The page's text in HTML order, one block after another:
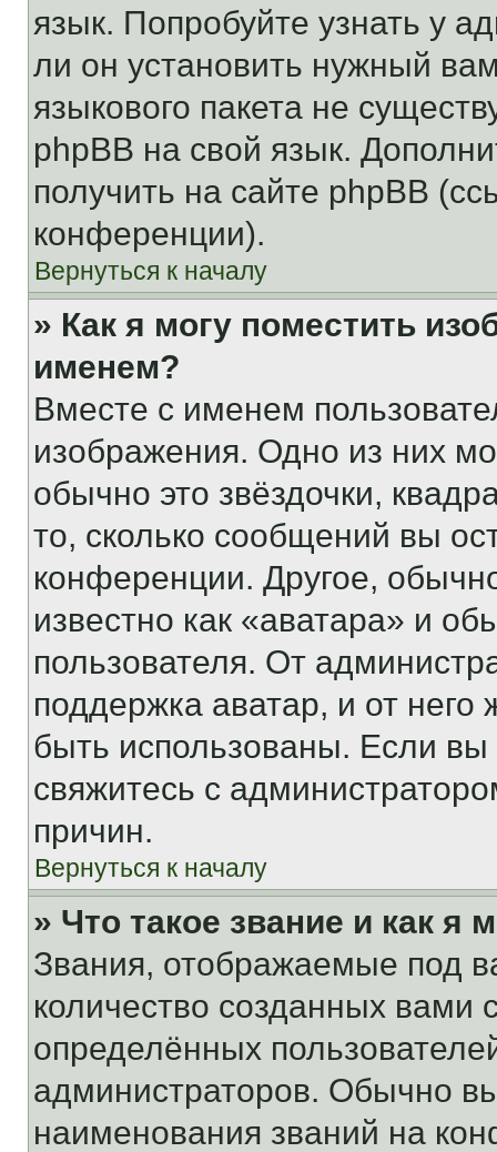
язык. Попробуйте узнать у
ли он установить нужный
языкового пакета не
phpBB на свой язык.
получить на сайте phpBB
конференции).
Вернуться к началу
» Как я могу поместить
именем?
Вместе с именем
изображения. Одно из них
обычно это звёздочки,
то, сколько сообщений вы
конференции. Другое,
известно как «аватара» и
пользователя. От
поддержка аватар, и от него
быть использованы. Если
свяжитесь с
причин.
Вернуться к началу
» Что такое звание и как я
Звания, отображаемые под
количество созданных
определённых
администраторов. Обычно
наименования званий на